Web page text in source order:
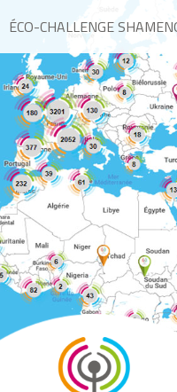
ÉCO-CHALLENGE